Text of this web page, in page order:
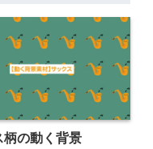
柄の動く背景